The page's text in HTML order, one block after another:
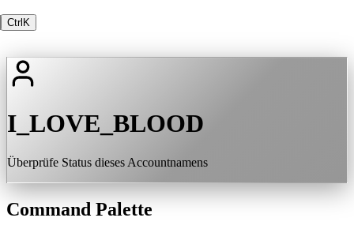
Ctrl K
I_LOVE_BLOOD
Überprüfe Status dieses Accountnamens
Command Palette